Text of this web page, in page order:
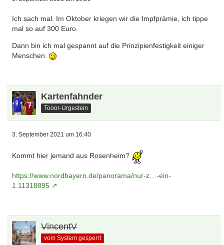
Ich sach mal. Im Oktober kriegen wir die Impfprämie, ich tippe
mal so auf 300 Euro.
Dann bin ich mal gespannt auf die Prinzipienfestigkeit einiger
Menschen.
Kartenfahnder
Tooor-Urgestein
3. September 2021 um 16:40
Kommt hier jemand aus Rosenheim?
https://www.nordbayern.de/panorama/nur-z…-ein-
1.11318895
VincentV
vom System gesperrt